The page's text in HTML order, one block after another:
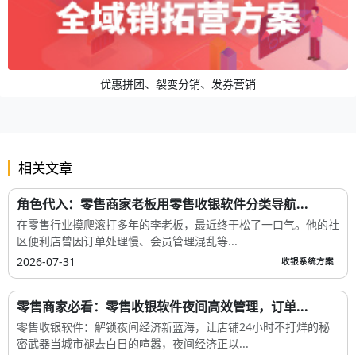
优惠拼团、裂变分销、发券营销
相关文章
角色代入：零售商家老板用零售收银软件分类导航...
在零售行业摸爬滚打多年的李老板，最近终于松了一口气。他的社
区便利店曾因订单处理慢、会员管理混乱等...
2026-07-31
收银系统方案
零售商家必看：零售收银软件夜间高效管理，订单...
零售收银软件：解锁夜间经济新蓝海，让店铺24小时不打烊的秘
密武器当城市褪去白日的喧嚣，夜间经济正以...